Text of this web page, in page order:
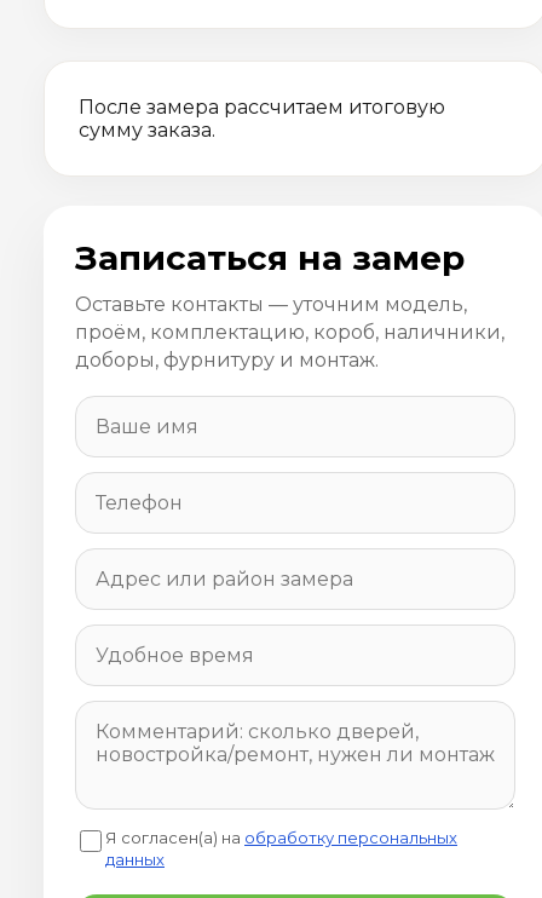
После замера рассчитаем итоговую
сумму заказа.
Записаться на замер
Оставьте контакты — уточним модель,
проём, комплектацию, короб, наличники,
доборы, фурнитуру и монтаж.
Я согласен(а) на обработку персональных
данных